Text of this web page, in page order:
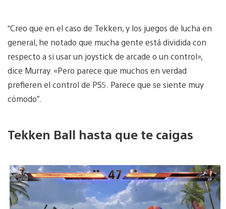
“Creo que en el caso de Tekken, y los juegos de lucha en
general, he notado que mucha gente está dividida con
respecto a si usar un joystick de arcade o un control»,
dice Murray. «Pero parece que muchos en verdad
prefieren el control de PS5. Parece que se siente muy
cómodo”.
Tekken Ball hasta que te caigas